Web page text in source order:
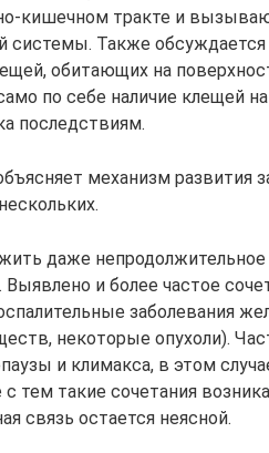
кишечном тракте и
системы. Также обсуждается
обитающих на
по себе наличие клещей
последствиям.
механизм развития
даже непродолжительное
и более частое
заболевания
некоторые опухоли).
и климакса, в этом
с тем такие сочетания
связь остается неясной.